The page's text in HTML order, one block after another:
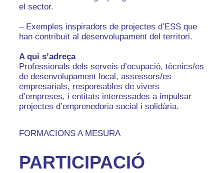
el sector.
– Exemples inspiradors de projectes d’ESS que
han contribuït al desenvolupament del territori.
A qui s’adreça
Professionals dels serveis d’ocupació, tècnics/es
de desenvolupament local, assessors/es
empresarials, responsables de vivers
d’empreses, i entitats interessades a impulsar
projectes d’emprenedoria social i solidària.
FORMACIONS A MESURA
PARTICIPACIÓ